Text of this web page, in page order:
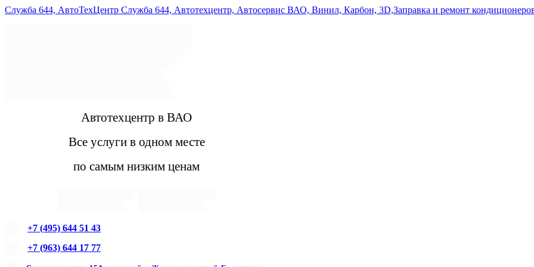
Служба 644, АвтоТехЦентр Служба 644, Автотехцентр, Автосервис ВАО, Винил, Карбон, 3D,Заправка и ремонт
Автотехцентр в ВАО
Все услуги в одном месте
по самым низким ценам
+7 (495) 644 51 43
+7 (963) 644 17 77